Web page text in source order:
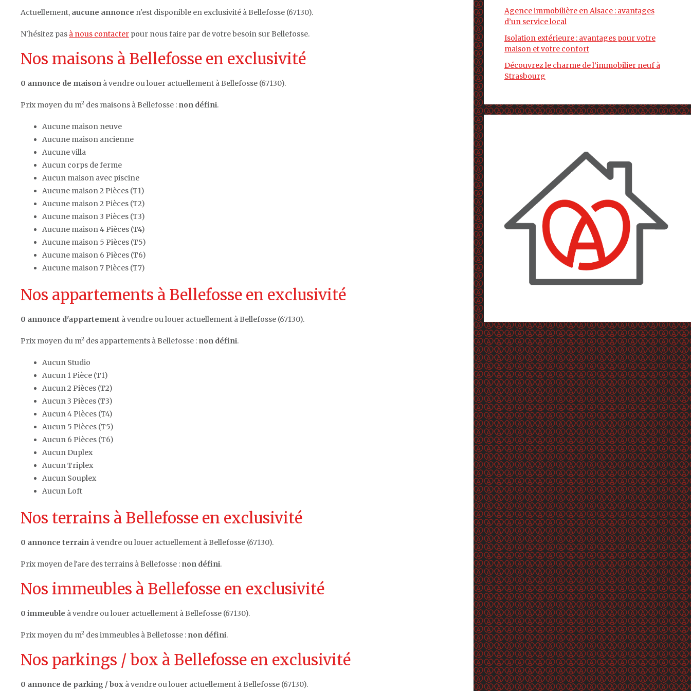
Actuellement, aucune annonce n'est disponible en exclusivité à Bellefosse (67130).
N'hésitez pas à nous contacter pour nous faire par de votre besoin sur Bellefosse.
Nos maisons à Bellefosse en exclusivité
0 annonce de maison à vendre ou louer actuellement à Bellefosse (67130).
Prix moyen du m² des maisons à Bellefosse : non défini.
Aucune maison neuve
Aucune maison ancienne
Aucune villa
Aucun corps de ferme
Aucun maison avec piscine
Aucune maison 2 Pièces (T1)
Aucune maison 2 Pièces (T2)
Aucune maison 3 Pièces (T3)
Aucune maison 4 Pièces (T4)
Aucune maison 5 Pièces (T5)
Aucune maison 6 Pièces (T6)
Aucune maison 7 Pièces (T7)
Nos appartements à Bellefosse en exclusivité
0 annonce d'appartement à vendre ou louer actuellement à Bellefosse (67130).
Prix moyen du m² des appartements à Bellefosse : non défini.
Aucun Studio
Aucun 1 Pièce (T1)
Aucun 2 Pièces (T2)
Aucun 3 Pièces (T3)
Aucun 4 Pièces (T4)
Aucun 5 Pièces (T5)
Aucun 6 Pièces (T6)
Aucun Duplex
Aucun Triplex
Aucun Souplex
Aucun Loft
Nos terrains à Bellefosse en exclusivité
0 annonce terrain à vendre ou louer actuellement à Bellefosse (67130).
Prix moyen de l'are des terrains à Bellefosse : non défini.
Nos immeubles à Bellefosse en exclusivité
0 immeuble à vendre ou louer actuellement à Bellefosse (67130).
Prix moyen du m² des immeubles à Bellefosse : non défini.
Nos parkings / box à Bellefosse en exclusivité
0 annonce de parking / box à vendre ou louer actuellement à Bellefosse (67130).
Agence immobilière en Alsace : avantages
d’un service local
Isolation extérieure : avantages pour votre
maison et votre confort
Découvrez le charme de l’immobilier neuf à
Strasbourg